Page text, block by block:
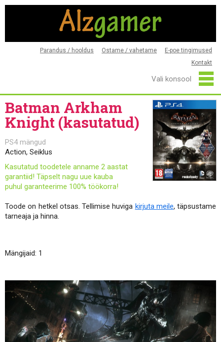
Parandus / hooldus Ostame / vahetame
E-poe tingimused
Kontakt
Batman Arkham
Knight (kasutatud)
PS4 mängud
Action, Seiklus
Kasutatud toodetele anname 2 aastat
garantiid! Täpselt nagu uue kauba
puhul garanteerime 100% töökorra!
Toode on hetkel otsas. Tellimise huviga kirjuta meile, täpsustame
tarneaja ja hinna.
Mängijaid: 1